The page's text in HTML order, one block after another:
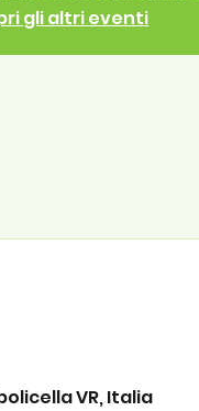
gli altri eventi
VR, Italia